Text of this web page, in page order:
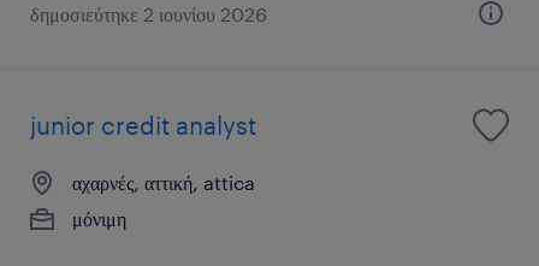
δημοσιεύτηκε 2 ιουνίου 2026
junior credit analyst
αχαρνές, αττική, attica
μόνιμη